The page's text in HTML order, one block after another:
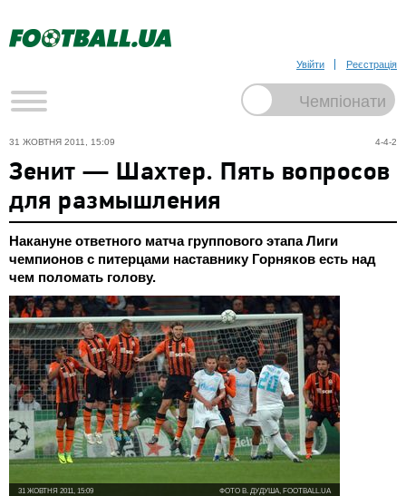
Увійти Реєстрація
4-4-2
31 ЖОВТНЯ 2011, 15:09
Зенит — Шахтер. Пять вопросов
для размышления
Накануне ответного матча группового этапа Лиги
чемпионов с питерцами наставнику Горняков есть над
чем поломать голову.
ФОТО В. ДУДУША, FOOTBALL.UA
31 ЖОВТНЯ 2011, 15:09